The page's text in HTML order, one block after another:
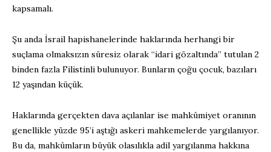
kapsamalı.
Şu anda İsrail hapishanelerinde haklarında herhangi bir
suçlama olmaksızın süresiz olarak “idari gözaltında” tutulan 2
binden fazla Filistinli bulunuyor. Bunların çoğu çocuk, bazıları
12 yaşından küçük.
Haklarında gerçekten dava açılanlar ise mahkûmiyet oranının
genellikle yüzde 95’i aştığı askeri mahkemelerde yargılanıyor.
Bu da, mahkûmların büyük olasılıkla adil yargılanma hakkına